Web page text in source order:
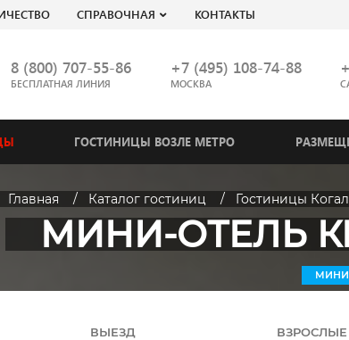
СПРАВОЧНАЯ КОНТАКТЫ
8 (800) 707-55-86
БЕСПЛАТНАЯ ЛИНИЯ
+7 (495) 108-74-88
МОСКВА
ГОСТИНИЦЫ ВОЗЛЕ МЕТРО
Главная Каталог гостиниц Гостиницы
МИНИ-ОТЕЛЬ
МИНИ
ВЫЕЗД ВЗРОСЛЫЕ